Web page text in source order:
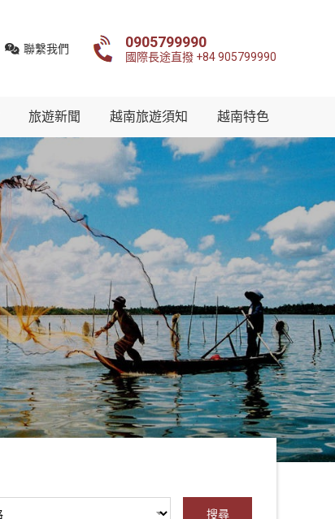
聯繫我們 0905799990
國際長途直撥 +84 905799990
旅遊新聞 越南旅遊須知 越南特色